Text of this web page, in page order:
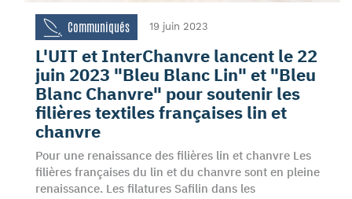
Communiqués 19 juin 2023
L'UIT et InterChanvre lancent le 22
juin 2023 "Bleu Blanc Lin" et "Bleu
Blanc Chanvre" pour soutenir les
filières textiles françaises lin et
chanvre
Pour une renaissance des filières lin et chanvre Les
filières françaises du lin et du chanvre sont en pleine
renaissance. Les filatures Safilin dans les